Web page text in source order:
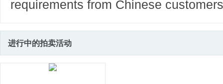
requirements from Chinese
进行中的拍卖活动